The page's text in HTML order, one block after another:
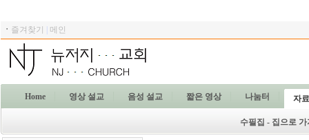
ㆍ 즐겨찾기 메인
Home 영상 설교 음성 설교 짧은 영상 나눔터 자
수필집 - 집으로 가